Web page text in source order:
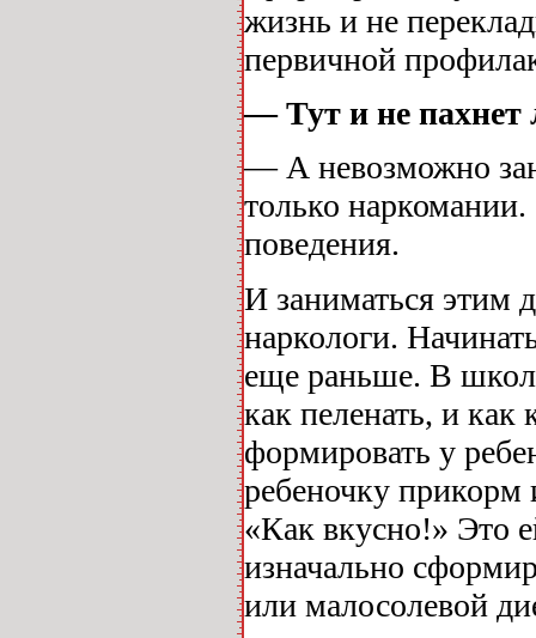
жизнь и не
первичной
— Тут и не пахнет
— А невозможно
только
поведения.
И заниматься этим
наркологи.
еще раньше. В
как пеленать, и как
формировать у
ребеночку прикорм
«Как вкусно!» Это
изначально
или малосолевой